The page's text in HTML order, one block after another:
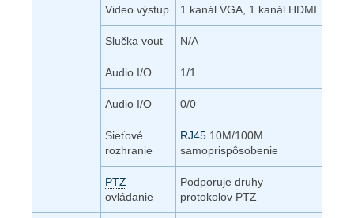
Video výstup 1 kanál VGA, 1 kanál HDMI
Slučka vout N/A
Audio I/O 1/1
Audio I/O 0/0
Sieťové
rozhranie
RJ45 10M/100M
samoprispôsobenie
PTZ
ovládanie
Podporuje druhy
protokolov PTZ